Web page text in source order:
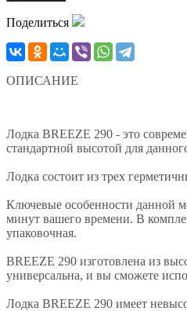
Поделиться
ОПИСАНИЕ
Лодка BREEZE 290 - это
стандартной высотой для
Лодка состоит из трех
Ключевые особенности данной
минут вашего времени. В
упаковочная.
BREEZE 290 изготовлена из
универсальна, и вы сможете
Лодка BREEZE 290 имеет